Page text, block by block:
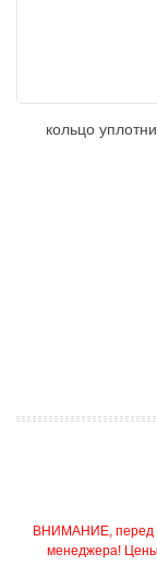
кольцо
ВНИМАНИЕ, перед
менеджера! Цены